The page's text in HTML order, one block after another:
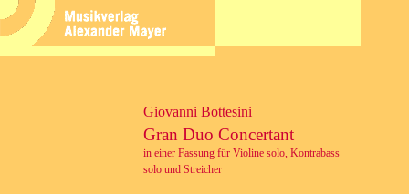
Giovanni Bottesini
Gran Duo Concertant
in einer Fassung für Violine solo, Kontrabass
solo und Streicher